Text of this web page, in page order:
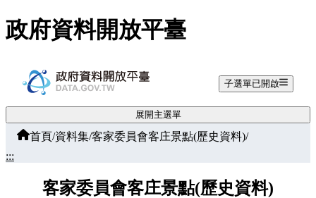
跳至主要內容
政府資料開放平臺
子選單已開啟
展開主選單
首頁/資料集/客家委員會客庄景點(歷史資料)/
:::
客家委員會客庄景點(歷史資料)